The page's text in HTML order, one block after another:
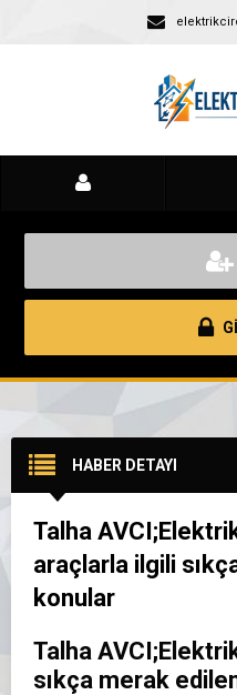
HABER DETAYI
Talha
araçlarla ilgili
konular
Talha
sıkça merak